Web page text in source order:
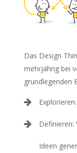
Das Design
mehrjährig bei
grundlegenden
Definieren:
Ideen